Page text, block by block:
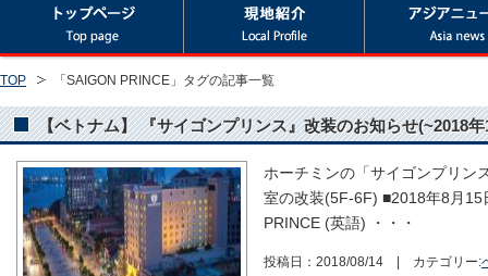
TOP 「SAIGON PRINCE」タグの記事一覧
【ベトナム】 『サイゴンプリンス』改装のお知らせ(~2018
ホーチミンの「サイゴンプリン
室の改装(5F-6F) ■2018年8月
PRINCE (英語) ・・・
投稿日：2018/08/14 | カテゴリー: